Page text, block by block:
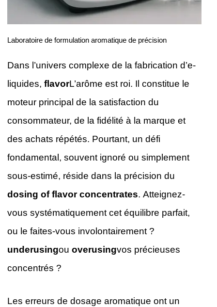
Laboratoire de formulation aromatique de précision
Dans l’univers complexe de la fabrication d’e-
liquides, flavorL’arôme est roi. Il constitue le
moteur principal de la satisfaction du
consommateur, de la fidélité à la marque et
des achats répétés. Pourtant, un défi
fondamental, souvent ignoré ou simplement
sous-estimé, réside dans la précision du
dosing of flavor concentrates. Atteignez-
vous systématiquement cet équilibre parfait,
ou le faites-vous involontairement ?
underusingou overusingvos précieuses
concentrés ?
Les erreurs de dosage aromatique ont un